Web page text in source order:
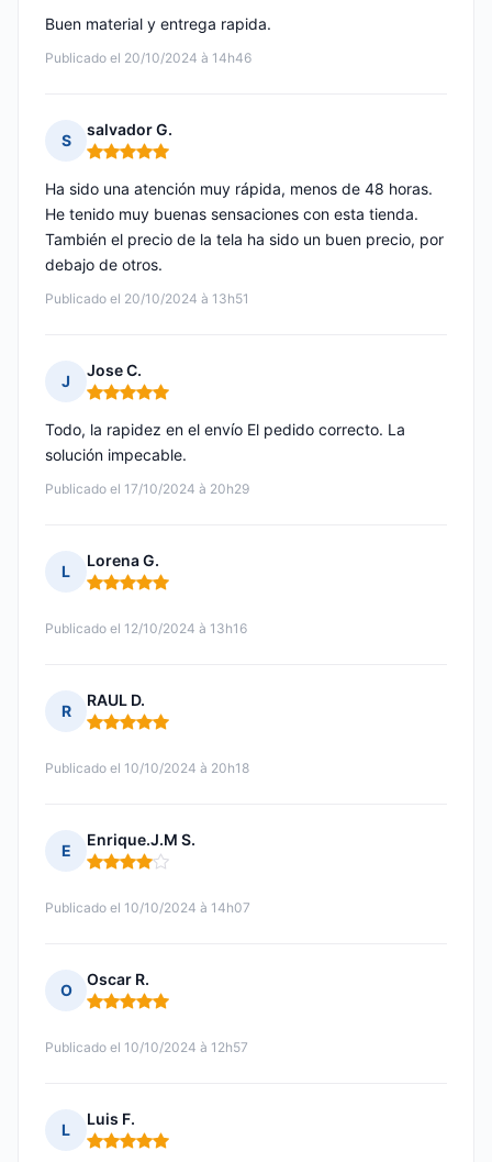
Publicado el 20/10/2024 à 14h46
Buen material y entrega rapida.
S
salvador G.
Nota: 5 de 5
Publicado el 20/10/2024 à 13h51
Ha sido una atención muy rápida, menos de 48 horas.
He tenido muy buenas sensaciones con esta tienda.
También el precio de la tela ha sido un buen precio, por
debajo de otros.
J
Jose C.
Nota: 5 de 5
Publicado el 17/10/2024 à 20h29
Todo, la rapidez en el envío El pedido correcto. La
solución impecable.
L
Lorena G.
Nota: 5 de 5
Publicado el 12/10/2024 à 13h16
R
RAUL D.
Nota: 5 de 5
Publicado el 10/10/2024 à 20h18
E
Enrique.J.M S.
Nota: 4 de 5
Publicado el 10/10/2024 à 14h07
O
Oscar R.
Nota: 5 de 5
Publicado el 10/10/2024 à 12h57
L
Luis F.
Nota: 5 de 5